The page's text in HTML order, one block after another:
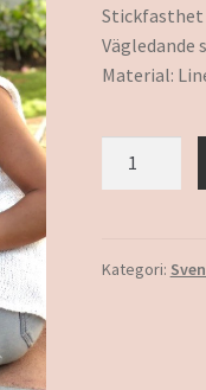
Stickfasthet
Vägledande
Material:
Kategori: